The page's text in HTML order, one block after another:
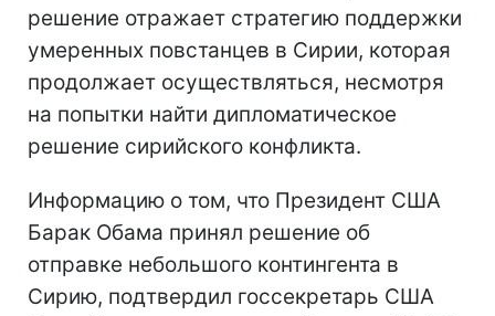
решение отражает стратегию поддержки
умеренных повстанцев в Сирии, которая
продолжает осуществляться, несмотря
на попытки найти дипломатическое
решение сирийского конфликта.
Информацию о том, что Президент США
Барак Обама принял решение об
отправке небольшого контингента в
Сирию​, подтвердил госсекретарь США